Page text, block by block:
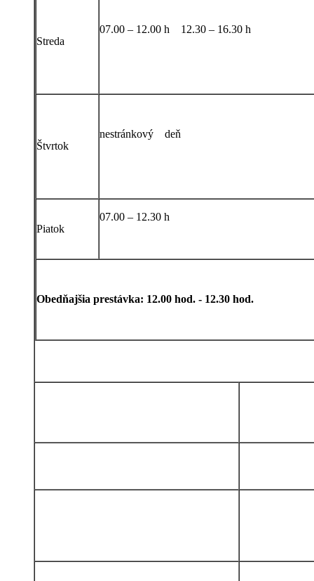
Streda
07.00 – 12.00 h 12.30 – 16.30 h
Štvrtok
nestránkový deň
Piatok
07.00 – 12.30 h
Obedňajšia prestávka: 12.00 hod. - 12.30 hod.